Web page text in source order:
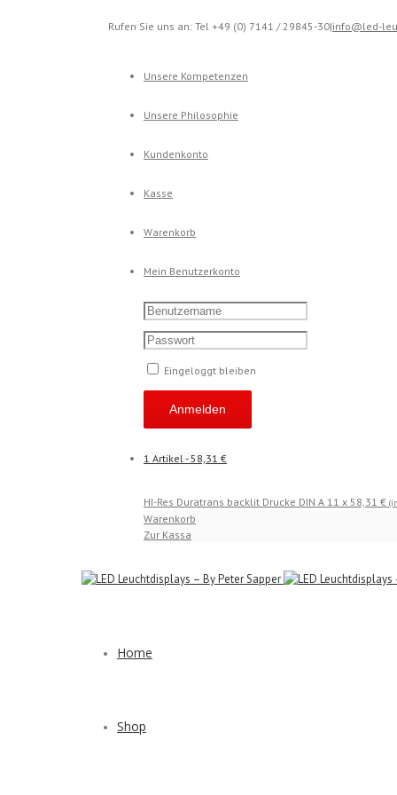
Rufen Sie uns an: Tel +49 (0) 7141 / 29845-30|info@led-
Unsere Kompetenzen
Unsere Philosophie
Kundenkonto
Kasse
Warenkorb
Mein Benutzerkonto
Eingeloggt bleiben
1 Artikel- 58,31 €
HI-Res Duratrans backlit Drucke DIN A 11 x 58,31 €
Warenkorb
Zur Kassa
Home
Shop